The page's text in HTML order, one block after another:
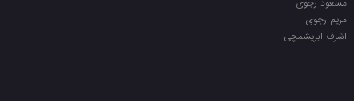
مریم رجوی
اشرف ابریشمچی